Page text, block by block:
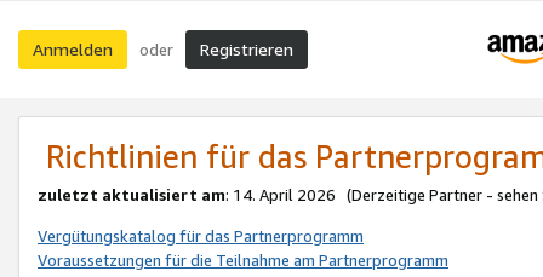
Anmelden oder Registrieren
Richtlinien für das
zuletzt aktualisiert am: 14. April 2026 (Derzeitige Partner - sehen
Vergütungskatalog für das Partnerprogramm
Voraussetzungen für die Teilnahme am Partnerprogramm